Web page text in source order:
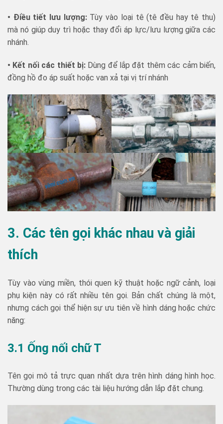
• Điều tiết lưu lượng:Tùy vào loại tê (tê đều hay tê thu)
mà nó giúp duy trì hoặc thay đổi áp lực/lưu lượng giữa các
nhánh.
• Kết nối các thiết bị:Dùng để lắp đặt thêm các cảm biến,
đồng hồ đo áp suất hoặc van xả tại vị trí nhánh
3. Các tên gọi khác nhau và giải
thích
Tùy vào vùng miền, thói quen kỹ thuật hoặc ngữ cảnh, loại
phụ kiện này có rất nhiều tên gọi. Bản chất chúng là một,
nhưng cách gọi thể hiện sự ưu tiên về hình dáng hoặc chức
năng:
3.1 Ống nối chữ T
Tên gọi mô tả trực quan nhất dựa trên hình dáng hình học.
Thường dùng trong các tài liệu hướng dẫn lắp đặt chung.